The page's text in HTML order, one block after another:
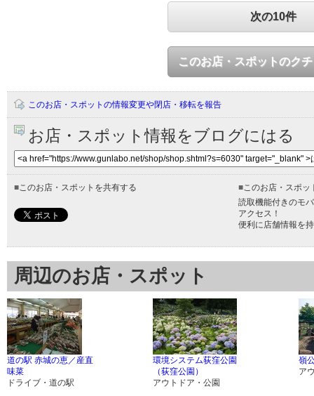
次の10件
このお店・スポットのク
このお店・スポットの情報変更や閉店・移転を報告
お店・スポット情報をブログにはる
■このお店・スポットを共有する ■このお店・スポッ
読取機能付きのモ
アクセス！
便利に店舗情報を
周辺のお店・スポット
道の駅 赤城の恵／産直
味菜
ドライブ・道の駅
環境システム荻窪公園
（荻窪公園）
アウトドア・公園
嶺
ア